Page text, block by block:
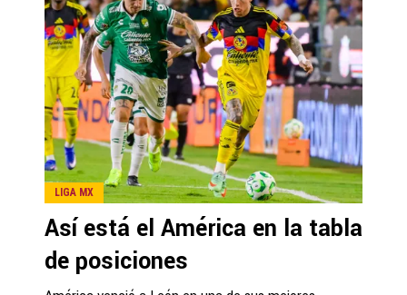
LIGA MX
Así está el América en la tabla
de posiciones